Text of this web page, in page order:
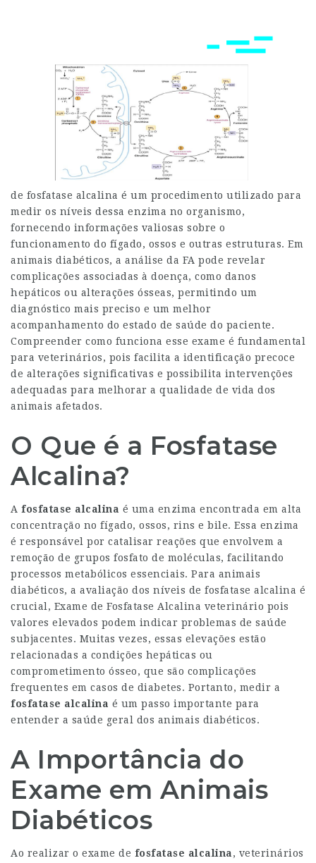
de fosfatase alcalina é um procedimento utilizado para
medir os níveis dessa enzima no organismo,
fornecendo informações valiosas sobre o
funcionamento do fígado, ossos e outras estruturas. Em
animais diabéticos, a análise da FA pode revelar
complicações associadas à doença, como danos
hepáticos ou alterações ósseas, permitindo um
diagnóstico mais preciso e um melhor
acompanhamento do estado de saúde do paciente.
Compreender como funciona esse exame é fundamental
para veterinários, pois facilita a identificação precoce
de alterações significativas e possibilita intervenções
adequadas para melhorar a qualidade de vida dos
animais afetados.
O Que é a Fosfatase
Alcalina?
A fosfatase alcalina é uma enzima encontrada em alta
concentração no fígado, ossos, rins e bile. Essa enzima
é responsável por catalisar reações que envolvem a
remoção de grupos fosfato de moléculas, facilitando
processos metabólicos essenciais. Para animais
diabéticos, a avaliação dos níveis de fosfatase alcalina é
crucial, Exame de Fosfatase Alcalina veterinário pois
valores elevados podem indicar problemas de saúde
subjacentes. Muitas vezes, essas elevações estão
relacionadas a condições hepáticas ou
comprometimento ósseo, que são complicações
frequentes em casos de diabetes. Portanto, medir a
fosfatase alcalina é um passo importante para
entender a saúde geral dos animais diabéticos.
A Importância do
Exame em Animais
Diabéticos
Ao realizar o exame de fosfatase alcalina, veterinários